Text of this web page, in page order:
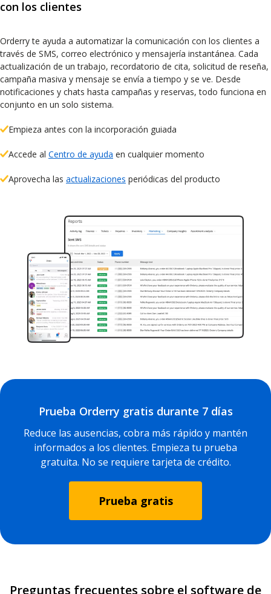
con los clientes
Orderry te ayuda a automatizar la comunicación con los clientes a
través de SMS, correo electrónico y mensajería instantánea. Cada
actualización de un trabajo, recordatorio de cita, solicitud de reseña,
campaña masiva y mensaje se envía a tiempo y se ve. Desde
notificaciones y chats hasta campañas y reservas, todo funciona en
conjunto en un solo sistema.
Empieza antes con la incorporación guiada
Accede al Centro de ayuda en cualquier momento
Aprovecha las actualizaciones periódicas del producto
Prueba Orderry gratis durante 7 días
Reduce las ausencias, cobra más rápido y mantén
informados a los clientes. Empieza tu prueba
gratuita. No se requiere tarjeta de crédito.
Prueba gratis
Preguntas frecuentes sobre el software de